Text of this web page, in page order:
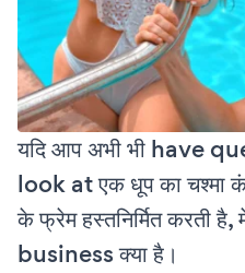
यदि आप अभी भी have
look at एक धूप का चश्मा
के फ्रेम हस्तनिर्मित करती
business क्या है।